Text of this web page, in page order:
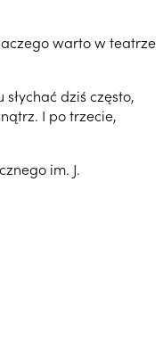
warto w teatrze
dziś często,
I po trzecie,
im. J.